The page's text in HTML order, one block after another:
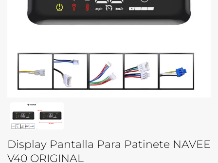
Display Pantalla Para Patinete NAVEE
V40 ORIGINAL